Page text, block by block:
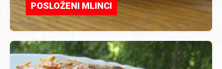
POSLOŽENI MLINCI